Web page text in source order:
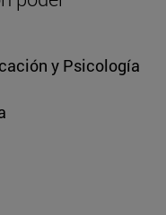
y Psicología